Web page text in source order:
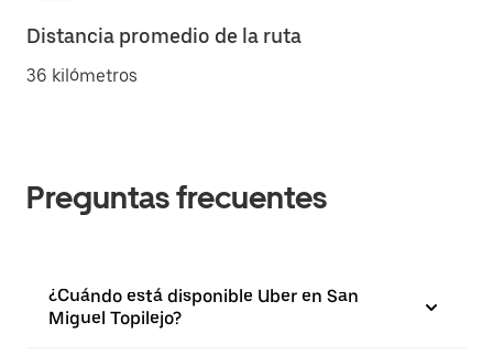
Distancia promedio de la ruta
36 kilómetros
Preguntas frecuentes
¿Cuándo está disponible Uber en San
Miguel Topilejo?